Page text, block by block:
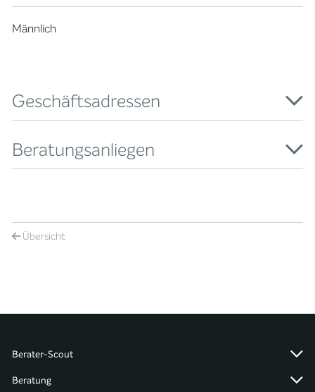
Männlich
Geschäftsadressen
Beratungsanliegen
Übersicht
Berater-Scout
Beratung